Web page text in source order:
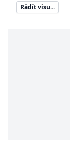
Rādīt visu...